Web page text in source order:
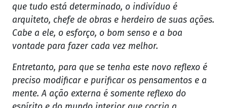
que tudo está determinado, o indivíduo é
arquiteto, chefe de obras e herdeiro de suas ações.
Cabe a ele, o esforço, o bom senso e a boa
vontade para fazer cada vez melhor.
Entretanto, para que se tenha este novo reflexo é
preciso modificar e purificar os pensamentos e a
mente. A ação externa é somente reflexo do